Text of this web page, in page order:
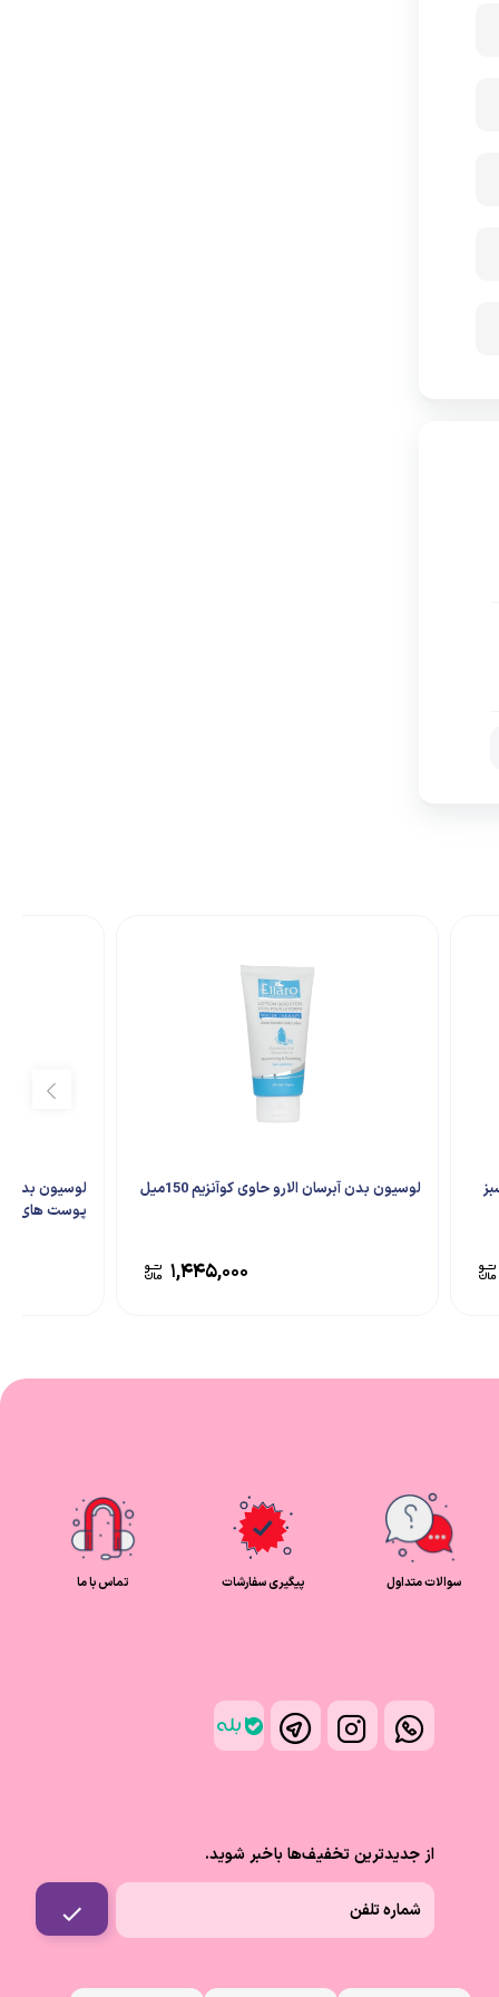
لوسیون بدن آبرسان الارو حاوی کوآنزیم 150میل
۱,۴۴۵,۰۰۰
پوست های
سوالات متداول پیگیری سفارشات تماس با ما
از جدیدترین تخفیف‌ها باخبر شوید.